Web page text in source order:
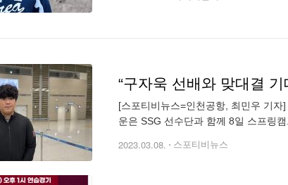
“구자욱 선배와 맞대결
[스포티비뉴스=인천공항, 최민우 기
운은 SSG 선수단과 함께 8일 스프링
2023.03.08. 스포티비뉴스